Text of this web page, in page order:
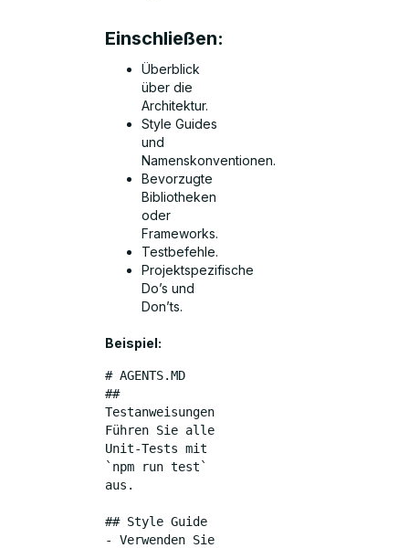
Einschließen:
Überblick
über die
Architektur.
Style Guides
und
Namenskonventionen.
Bevorzugte
Bibliotheken
oder
Frameworks.
Testbefehle.
Projektspezifische
Do’s und
Don’ts.
Beispiel:
# AGENTS.MD
##
Testanweisungen
Führen Sie alle
Unit-Tests mit
`npm run test`
aus.
## Style Guide
- Verwenden Sie